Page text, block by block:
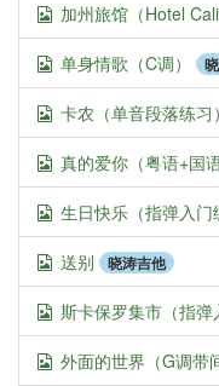
加州旅馆（Hotel
单身情歌（C调）
卡农（单音段落练习）
真的爱你（粤语+国
生日快乐（指弹入门
送别 晓涛吉他
斯卡保罗集市（指弹
外面的世界（G调带